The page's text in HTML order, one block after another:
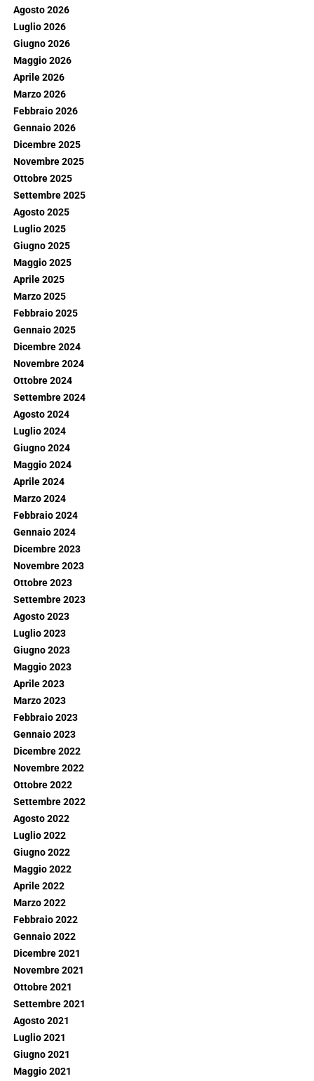
Agosto 2026
Luglio 2026
Giugno 2026
Maggio 2026
Aprile 2026
Marzo 2026
Febbraio 2026
Gennaio 2026
Dicembre 2025
Novembre 2025
Ottobre 2025
Settembre 2025
Agosto 2025
Luglio 2025
Giugno 2025
Maggio 2025
Aprile 2025
Marzo 2025
Febbraio 2025
Gennaio 2025
Dicembre 2024
Novembre 2024
Ottobre 2024
Settembre 2024
Agosto 2024
Luglio 2024
Giugno 2024
Maggio 2024
Aprile 2024
Marzo 2024
Febbraio 2024
Gennaio 2024
Dicembre 2023
Novembre 2023
Ottobre 2023
Settembre 2023
Agosto 2023
Luglio 2023
Giugno 2023
Maggio 2023
Aprile 2023
Marzo 2023
Febbraio 2023
Gennaio 2023
Dicembre 2022
Novembre 2022
Ottobre 2022
Settembre 2022
Agosto 2022
Luglio 2022
Giugno 2022
Maggio 2022
Aprile 2022
Marzo 2022
Febbraio 2022
Gennaio 2022
Dicembre 2021
Novembre 2021
Ottobre 2021
Settembre 2021
Agosto 2021
Luglio 2021
Giugno 2021
Maggio 2021